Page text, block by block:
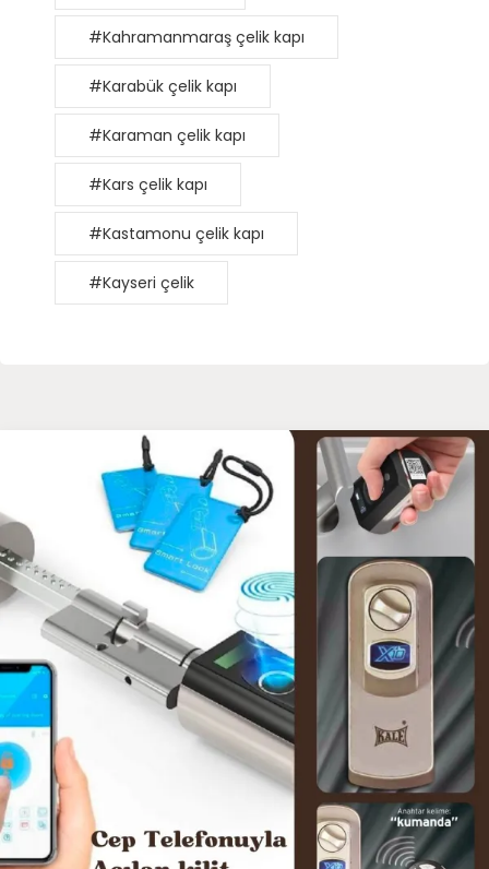
#Kahramanmaraş çelik kapı
#Karabük çelik kapı
#Karaman çelik kapı
#Kars çelik kapı
#Kastamonu çelik kapı
#Kayseri çelik